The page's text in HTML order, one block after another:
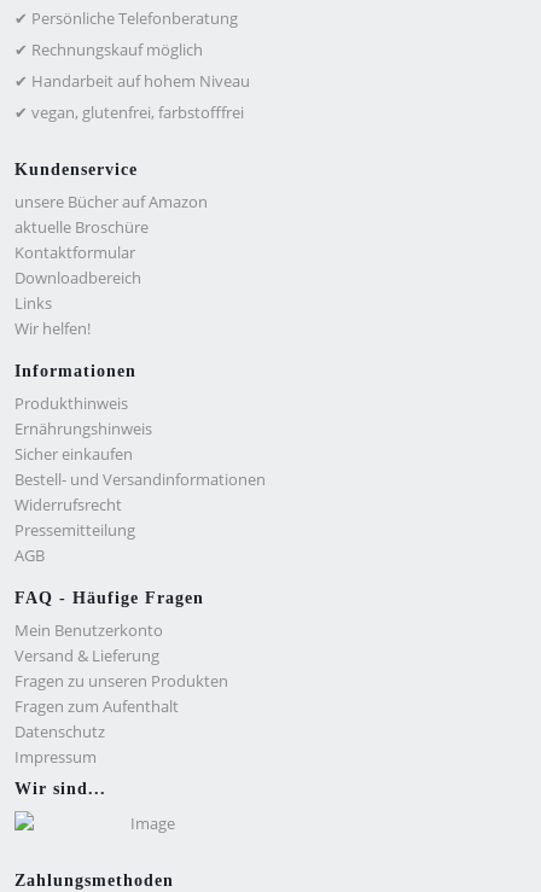
✔ Persönliche Telefonberatung
✔ Rechnungskauf möglich
✔ Handarbeit auf hohem Niveau
✔ vegan, glutenfrei, farbstofffrei
Kundenservice
unsere Bücher auf Amazon
aktuelle Broschüre
Kontaktformular
Downloadbereich
Links
Wir helfen!
Informationen
Produkthinweis
Ernährungshinweis
Sicher einkaufen
Bestell- und Versandinformationen
Widerrufsrecht
Pressemitteilung
AGB
FAQ - Häufige Fragen
Mein Benutzerkonto
Versand & Lieferung
Fragen zu unseren Produkten
Fragen zum Aufenthalt
Datenschutz
Impressum
Wir sind...
Zahlungsmethoden